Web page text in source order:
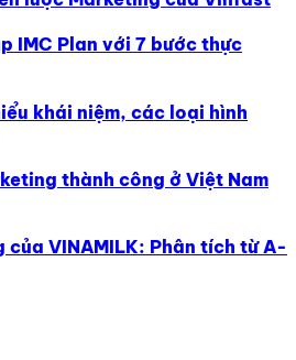
IMC Plan với 7 bước thực
khái niệm, các loại hình
thành công ở Việt Nam
VINAMILK: Phân tích từ A-